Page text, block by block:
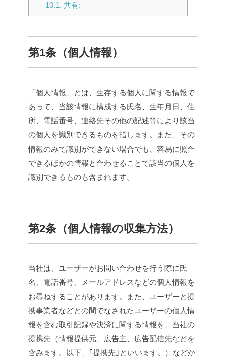
10.1. 共有:
第1条（個人情報）
「個人情報」とは、生存する個人に関する情報で
あって、当該情報に構成する氏名、生年月日、住
所、電話番号、連絡先その他の記述等により該当
の個人を識別できるものを指します。また、その
情報のみで識別ができない場合でも、容易に照合
できるほかの情報と合わせることで該当の個人を
識別できるものも含まれます。
第2条（個人情報の収集方法）
当社は、ユーザーがお問い合わせを行う際に氏
名、電話番号、メールアドレスなどの個人情報を
お尋ねすることがあります。また、ユーザーと提
携事業者などとの間でなされたユーザーの個人情
報を含む取引記録や決済に関する情報を、当社の
提携先（情報提供元、広告主、広告配信先などを
含みます。以下、｢提携先｣といいます。）などか